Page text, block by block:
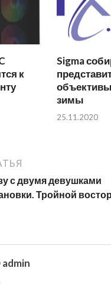
к
Sigma
зимы
25.11.2020
с двумя девушками
Тройной